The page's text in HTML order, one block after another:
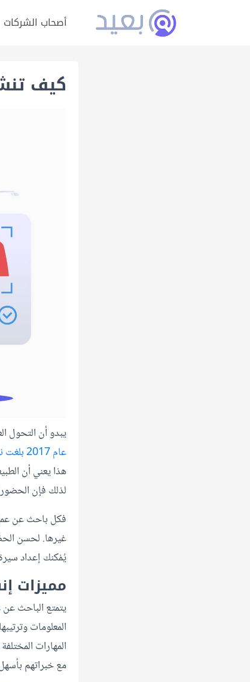
أصحاب الشركات
كيف
يبدو أن التحول
عام 2017 بلغت نسبة العاملين عن بعد 4.7 ملايين في الولايات المتحدة فقط
هذا يعني أن
لذلك فإن
فكل باحث عن
غيرها. لحسن
يُمْكنك إعداد
مميزات
يتمتع الباحث
المعلومات
المهارات
مع خبراتهم